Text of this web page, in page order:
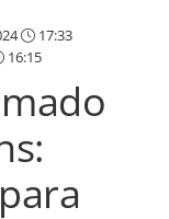
17:33
16:15